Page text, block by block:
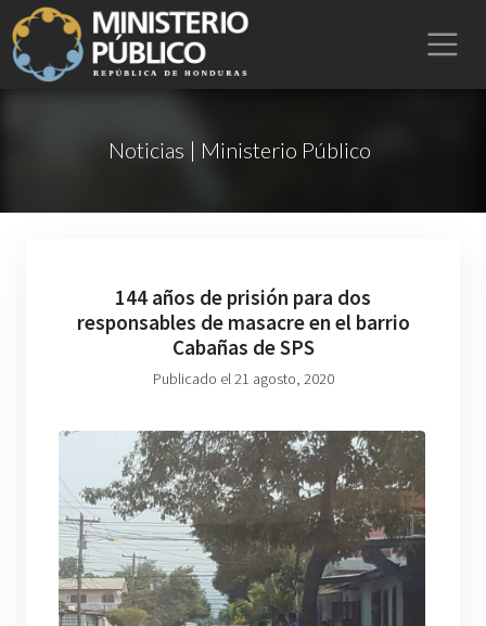
Noticias | Ministerio Público
144 años de prisión para dos
responsables de masacre en el barrio
Cabañas de SPS
Publicado el 21 agosto, 2020